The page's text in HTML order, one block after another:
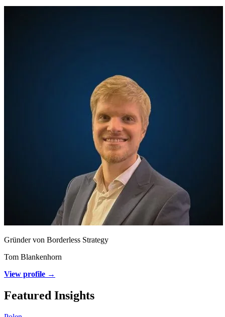
Gründer von Borderless Strategy
Tom Blankenhorn
View profile →
Featured Insights